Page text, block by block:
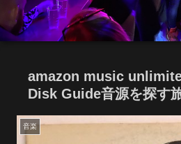
amazon music
Disk Guide音源を探す
音楽